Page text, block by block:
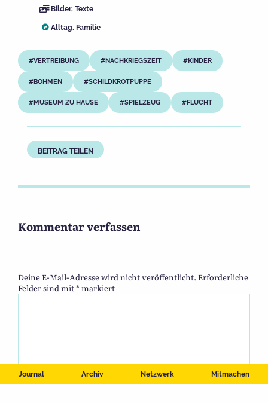
Journal Archiv Netzwerk Mitmachen
Bilder, Texte
Alltag, Familie
VERTREIBUNG NACHKRIEGSZEIT KINDER
BÖHMEN SCHILDKRÖTPUPPE
MUSEUM ZU HAUSE SPIELZEUG FLUCHT
BEITRAG TEILEN
Kommentar verfassen
Deine E-Mail-Adresse wird nicht veröffentlicht. Erforderliche
Felder sind mit* markiert